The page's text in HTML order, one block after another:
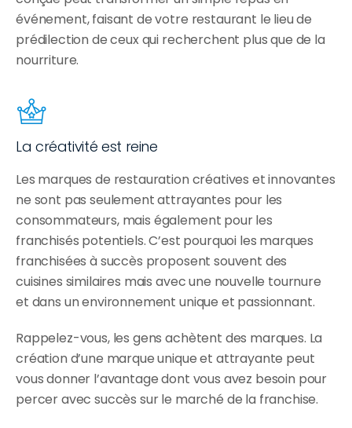
événement, faisant de votre restaurant le lieu de
prédilection de ceux qui recherchent plus que de la
nourriture.
La créativité est reine
Les marques de restauration créatives et innovantes
ne sont pas seulement attrayantes pour les
consommateurs, mais également pour les
franchisés potentiels. C’est pourquoi les marques
franchisées à succès proposent souvent des
cuisines similaires mais avec une nouvelle tournure
et dans un environnement unique et passionnant.
Rappelez-vous, les gens achètent des marques. La
création d’une marque unique et attrayante peut
vous donner l’avantage dont vous avez besoin pour
percer avec succès sur le marché de la franchise.